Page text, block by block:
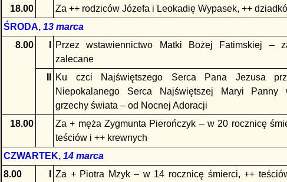
18.00
Za ++ rodziców Józefa i Leokadię Wypasek, ++
ŚRODA, 13 marca
8.00
Przez wstawiennictwo Matki Bożej Fatimskiej –
zalecane
Ku czci Najświętszego Serca Pana Jezusa
Niepokalanego Serca Najświętszej Maryi Panny
grzechy świata – od Nocnej Adoracji
18.00
Za + męża Zygmunta Pierończyk – w 20 rocznicę
teściów i ++ krewnych
CZWARTEK, 14 marca
8.00
Za + Piotra Mzyk – w 14 rocznicę śmierci, ++